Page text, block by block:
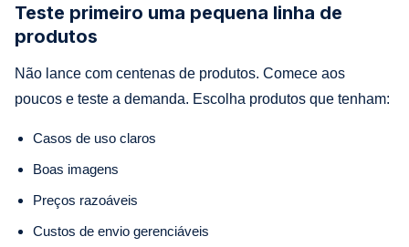
Teste primeiro uma pequena linha de
produtos
Não lance com centenas de produtos. Comece aos
poucos e teste a demanda. Escolha produtos que tenham:
Casos de uso claros
Boas imagens
Preços razoáveis
Custos de envio gerenciáveis